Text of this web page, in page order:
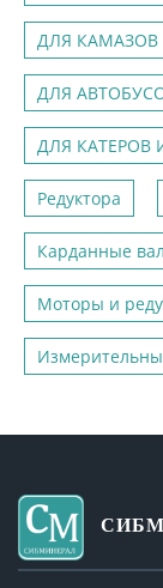
ДЛЯ КАМАЗОВ
ДЛЯ
ДЛЯ КАТЕРОВ
Редуктора
Карданные
Моторы и